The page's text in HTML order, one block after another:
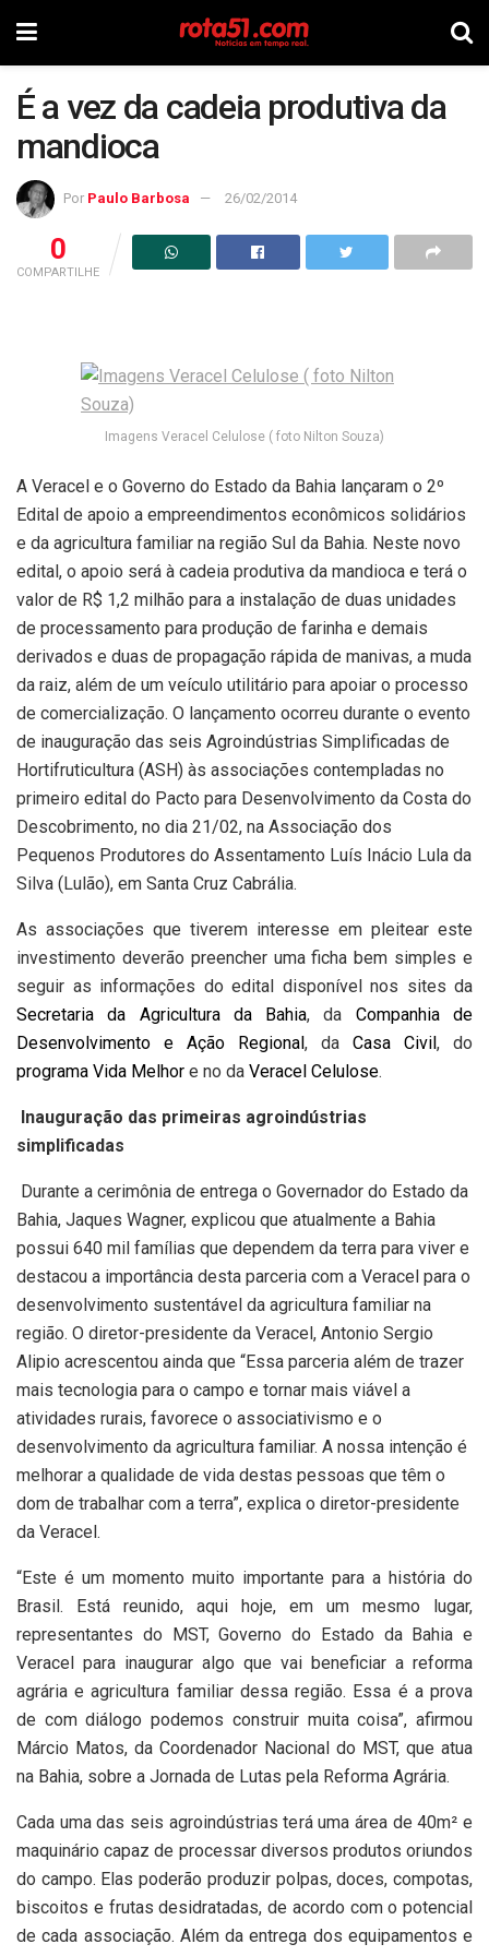
É a vez da cadeia produtiva da
mandioca
Por Paulo Barbosa 26/02/2014
0
COMPARTILHE
Imagens Veracel Celulose ( foto Nilton Souza)
A Veracel e o Governo do Estado da Bahia lançaram o 2º
Edital de apoio a empreendimentos econômicos solidários
e da agricultura familiar na região Sul da Bahia. Neste novo
edital, o apoio será à cadeia produtiva da mandioca e terá o
valor de R$ 1,2 milhão para a instalação de duas unidades
de processamento para produção de farinha e demais
derivados e duas de propagação rápida de manivas, a muda
da raiz, além de um veículo utilitário para apoiar o processo
de comercialização. O lançamento ocorreu durante o evento
de inauguração das seis Agroindústrias Simplificadas de
Hortifruticultura (ASH) às associações contempladas no
primeiro edital do Pacto para Desenvolvimento da Costa do
Descobrimento, no dia 21/02, na Associação dos
Pequenos Produtores do Assentamento Luís Inácio Lula da
Silva (Lulão), em Santa Cruz Cabrália.
As associações que tiverem interesse em pleitear este
investimento deverão preencher uma ficha bem simples e
seguir as informações do edital disponível nos sites da
Secretaria da Agricultura da Bahia, da Companhia de
Desenvolvimento e Ação Regional, da Casa Civil, do
programa Vida Melhor e no da Veracel Celulose.
Inauguração das primeiras agroindústrias
simplificadas
Durante a cerimônia de entrega o Governador do Estado da
Bahia, Jaques Wagner, explicou que atualmente a Bahia
possui 640 mil famílias que dependem da terra para viver e
destacou a importância desta parceria com a Veracel para o
desenvolvimento sustentável da agricultura familiar na
região. O diretor-presidente da Veracel, Antonio Sergio
Alipio acrescentou ainda que “Essa parceria além de trazer
mais tecnologia para o campo e tornar mais viável a
atividades rurais, favorece o associativismo e o
desenvolvimento da agricultura familiar. A nossa intenção é
melhorar a qualidade de vida destas pessoas que têm o
dom de trabalhar com a terra”, explica o diretor-presidente
da Veracel.
“Este é um momento muito importante para a história do
Brasil. Está reunido, aqui hoje, em um mesmo lugar,
representantes do MST, Governo do Estado da Bahia e
Veracel para inaugurar algo que vai beneficiar a reforma
agrária e agricultura familiar dessa região. Essa é a prova
de com diálogo podemos construir muita coisa”, afirmou
Márcio Matos, da Coordenador Nacional do MST, que atua
na Bahia, sobre a Jornada de Lutas pela Reforma Agrária.
Cada uma das seis agroindústrias terá uma área de 40m² e
maquinário capaz de processar diversos produtos oriundos
do campo. Elas poderão produzir polpas, doces, compotas,
biscoitos e frutas desidratadas, de acordo com o potencial
de cada associação. Além da entrega dos equipamentos e